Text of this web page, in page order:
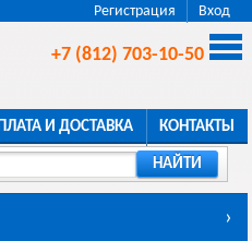
Регистрация Вход
+7 (812) 703-10-50
И ДОСТАВКА КОНТАКТЫ
НАЙТИ
›